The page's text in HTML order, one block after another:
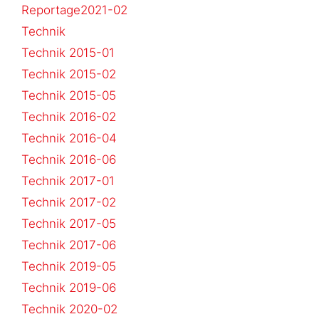
Reportage2021-02
Technik
Technik 2015-01
Technik 2015-02
Technik 2015-05
Technik 2016-02
Technik 2016-04
Technik 2016-06
Technik 2017-01
Technik 2017-02
Technik 2017-05
Technik 2017-06
Technik 2019-05
Technik 2019-06
Technik 2020-02